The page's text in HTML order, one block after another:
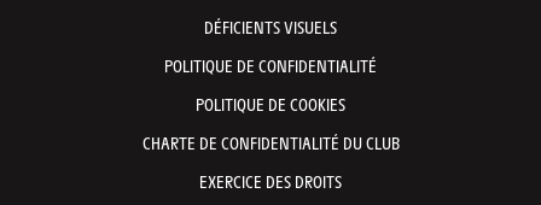
DÉFICIENTS VISUELS
POLITIQUE DE CONFIDENTIALITÉ
POLITIQUE DE COOKIES
CHARTE DE CONFIDENTIALITÉ DU CLUB
EXERCICE DES DROITS